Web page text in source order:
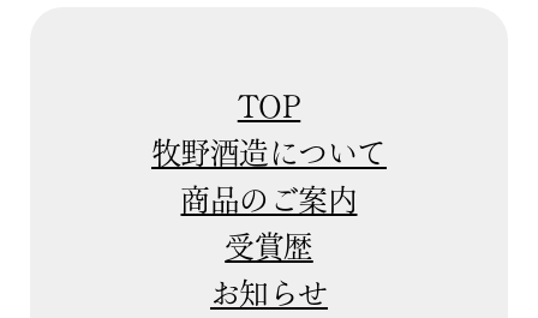
TOP
牧野酒造について
商品のご案内
受賞歴
お知らせ